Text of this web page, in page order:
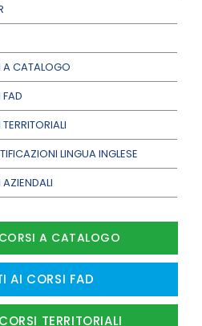
A CATALOGO
LINGUA INGLESE
A CATALOGO
AI CORSI FAD
TERRITORIALI